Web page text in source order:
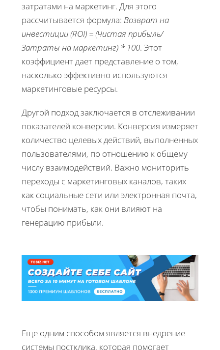
затратами на маркетинг. Для этого
рассчитывается формула: Возврат на
инвестиции (ROI) = (Чистая прибыль/
Затраты на маркетинг) * 100. Этот
коэффициент дает представление о том,
насколько эффективно используются
маркетинговые ресурсы.
Другой подход заключается в отслеживании
показателей конверсии. Конверсия измеряет
количество целевых действий, выполненных
пользователями, по отношению к общему
числу взаимодействий. Важно мониторить
переходы с маркетинговых каналов, таких
как социальные сети или электронная почта,
чтобы понимать, как они влияют на
генерацию прибыли.
Еще одним способом является внедрение
системы постклика, которая помогает